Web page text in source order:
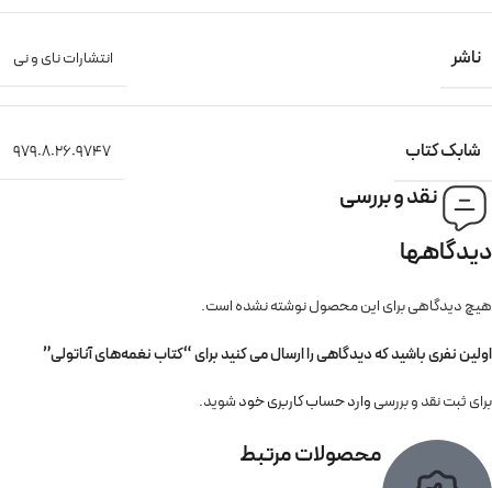
ناشر انتشارات نای و نی
شابک کتاب ۹۷۹٠۸٠۲۶٠۹۷۴۷
نقد و بررسی
دیدگاهها
هیچ دیدگاهی برای این محصول نوشته نشده است.
اولین نفری باشید که دیدگاهی را ارسال می کنید برای “کتاب نغمه‌های آناتولی”
برای ثبت نقد و بررسیوارد حساب کاربری خودشوید.
محصولات مرتبط